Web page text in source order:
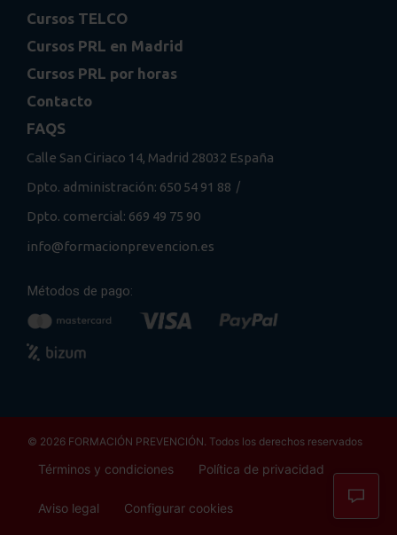
Cursos TELCO
Cursos PRL en Madrid
Cursos PRL por horas
Contacto
FAQS
Calle San Ciriaco 14, Madrid 28032 España
Dpto. administración: 650 54 91 88 /
Dpto. comercial: 669 49 75 90
info@formacionprevencion.es
Métodos de pago:
© 2026 FORMACIÓN PREVENCIÓN. Todos los derechos reservados
Términos y condiciones Política de privacidad
Aviso legal Configurar cookies